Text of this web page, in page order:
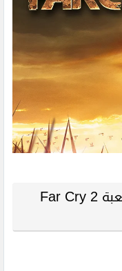
معلومات عن تحميل لعبة Far Cry 2